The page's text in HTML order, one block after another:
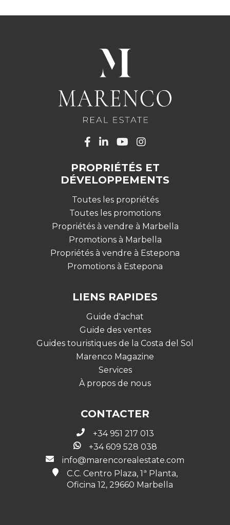
PROPRIÉTÉS ET
DÉVELOPPEMENTS
Toutes les propriétés
Toutes les promotions
Propriétés à vendre à Marbella
Promotions à Marbella
Propriétés à vendre à Estepona
Promotions à Estepona
LIENS RAPIDES
Guide d'achat
Guide des ventes
Guides touristiques de la Costa del Sol
Marenco Magazine
Services
À propos de nous
CONTACTER
+34 951 217 013
+34 609 528 038
info@marencorealestate.com
C.C. Centro Plaza, 1ª Planta,
Oficina 12, 29660 Marbella